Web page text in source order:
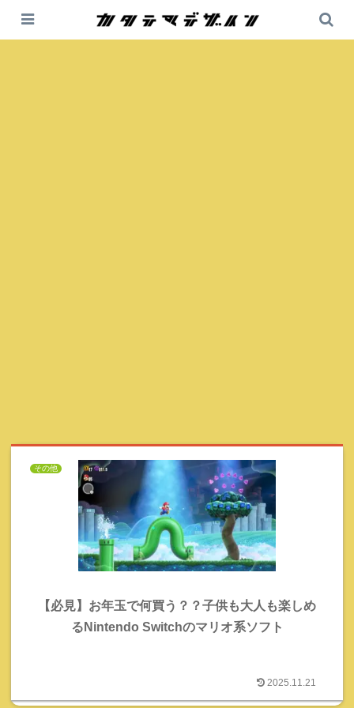
Nintendo Switch
その他
【必見】お年玉で何買う？？子供も大人も楽しめ
るNintendo Switchのマリオ系ソフト
2025.11.21